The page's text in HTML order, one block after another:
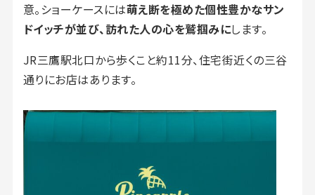
意。ショーケースには萌え断を極めた個性豊かなサン
ドイッチが並び、訪れた人の心を鷲掴みにします。
JR三鷹駅北口から歩くこと約11分、住宅街近くの三谷
通りにお店はあります。